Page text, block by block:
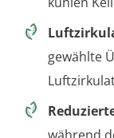
gewählte